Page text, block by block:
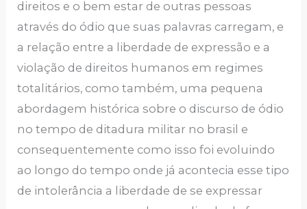
direitos e o bem estar de outras pessoas
através do ódio que suas palavras carregam, e
a relação entre a liberdade de expressão e a
violação de direitos humanos em regimes
totalitários, como também, uma pequena
abordagem histórica sobre o discurso de ódio
no tempo de ditadura militar no brasil e
consequentemente como isso foi evoluindo
ao longo do tempo onde já acontecia esse tipo
de intolerância a liberdade de se expressar